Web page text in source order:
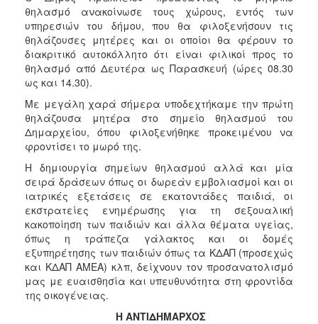
Ηλικιωμένων
(Κ.Η.Φ.Η.)
Κ.Δ.Α.Π.Α.μεΑ.
Αδειοδότηση
&
Έλεγχος
Βρεφονηπιακών
Σταθμών
Δημοτικό
Ιατρείο
Ξενώνας
Φιλοξενίας
Γυναικών
Κέντρο
Κοινότητας
Κοινωνικό
Φαρμακείο
Κοινωνικό
θηλασμό ανακοίνωσε τους χώρους, εντός των
υπηρεσιών του δήμου, που θα φιλοξενήσουν τις
θηλάζουσες μητέρες και οι οποίοι θα φέρουν το
διακριτικό αυτοκόλλητο ότι είναι φιλικοί προς το
θηλασμό από Δευτέρα ως Παρασκευή (ώρες 08.30
ως και 14.30).
Με μεγάλη χαρά σήμερα υποδεχτήκαμε την πρώτη
θηλάζουσα μητέρα στο σημείο θηλασμού του
Δημαρχείου, όπου φιλοξενήθηκε προκειμένου να
φροντίσει το μωρό της.
Η δημιουργία σημείων θηλασμού αλλά και μία
σειρά δράσεων όπως οι δωρεάν εμβολιασμοί και οι
ιατρικές εξετάσεις σε εκατοντάδες παιδιά, οι
εκστρατείες ενημέρωσης για τη σεξουαλική
κακοποίηση των παιδιών και άλλα θέματα υγείας,
όπως η τράπεζα γάλακτος και οι δομές
εξυπηρέτησης των παιδιών όπως τα ΚΔΑΠ (προσεχώς
και ΚΔΑΠ ΑΜΕΑ) κλπ, δείχνουν τον προσανατολισμό
μας με ευαισθησία και υπευθυνότητα στη φροντίδα
της οικογένειας.
Η ΑΝΤΙΔΗΜΑΡΧΟΣ